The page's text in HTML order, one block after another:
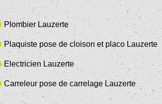
Plombier Lauzerte
Plaquiste pose de cloison et placo Lauzerte
Electricien Lauzerte
Carreleur pose de carrelage Lauzerte